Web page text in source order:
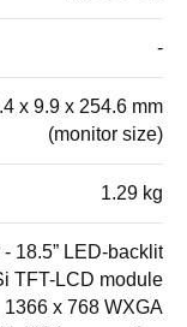
-
x 9.9 x 254.6 mm
(monitor size)
1.29 kg
- 18.5” LED-backlit
TFT-LCD module
1366 x 768 WXGA